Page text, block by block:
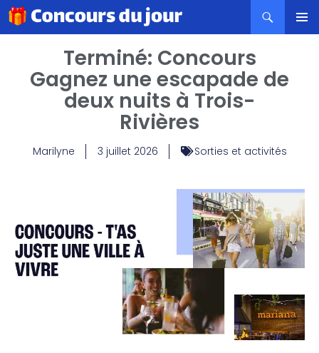
Terminé: Concours
Gagnez une escapade de
deux nuits à Trois-
Rivières
Marilyne 3 juillet 2026 Sorties et activités